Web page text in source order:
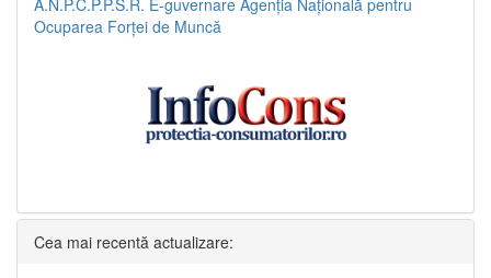
A.N.P.C.P.P.S.R. E-guvernare Agenția Națională pentru
Ocuparea Forței de Muncă
Cea mai recentă actualizare: